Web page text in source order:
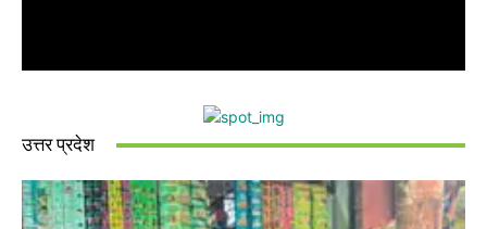
उत्तर प्रदेश